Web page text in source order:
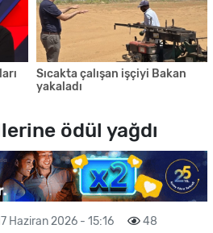
Sıcakta çalışan işçiyi Bakan
yakaladı
ödül yağdı
Haziran 2026 - 15:16 48